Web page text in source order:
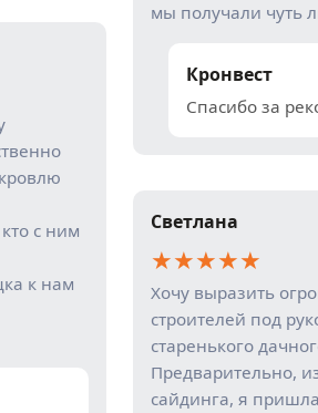
мы получали чуть
Кронвест
Спасибо за
с ним
к нам
Светлана
★★★★★
Хочу выразить
строителей под
старенького
Предварительно,
сайдинга, я